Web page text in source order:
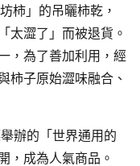
柿」的吊曬柿乾，
太澀了」而被退貨。
，為了善加利用，經
柿子原始澀味融合、
辦的「世界通用的
，成為人氣商品。